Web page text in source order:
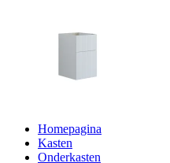
Homepagina
Kasten
Onderkasten